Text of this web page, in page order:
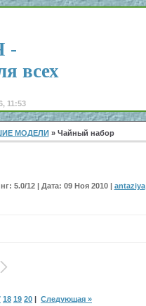
-
всех
11:53
МОДЕЛИ» Чайный набор
5.0/12 | Дата: 09 Ноя 2010 | antaziya
18 19 20 | Следующая »